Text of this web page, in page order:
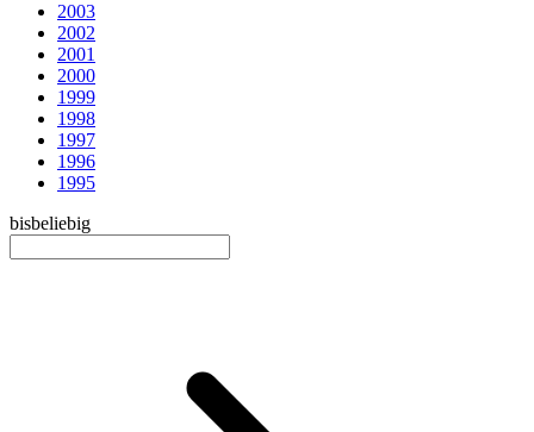
2003
2002
2001
2000
1999
1998
1997
1996
1995
bisbeliebig